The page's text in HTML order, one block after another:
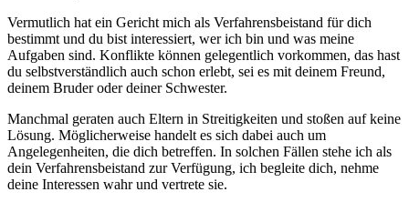
Vermutlich hat ein Gericht mich als Verfahrensbeistand für dich
bestimmt und du bist interessiert, wer ich bin und was meine
Aufgaben sind. Konflikte können gelegentlich vorkommen, das hast
du selbstverständlich auch schon erlebt, sei es mit deinem Freund,
deinem Bruder oder deiner Schwester.
Manchmal geraten auch Eltern in Streitigkeiten und stoßen auf keine
Lösung. Möglicherweise handelt es sich dabei auch um
Angelegenheiten, die dich betreffen. In solchen Fällen stehe ich als
dein Verfahrensbeistand zur Verfügung, ich begleite dich, nehme
deine Interessen wahr und vertrete sie.